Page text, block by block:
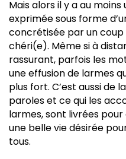
Mais alors il y a au
exprimée sous forme
concrétisée par un
chéri(e). Même si à
rassurant, parfois les
une effusion de larmes
plus fort. C’est aussi de
paroles et ce qui les
larmes, sont livrées
une belle vie désirée
tous.